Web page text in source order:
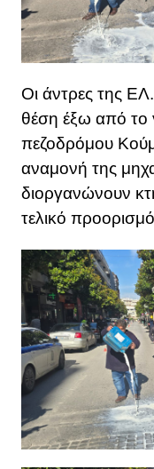
Οι άντρες της
θέση έξω από το
πεζοδρόμου
αναμονή της
διοργανώνουν
τελικό